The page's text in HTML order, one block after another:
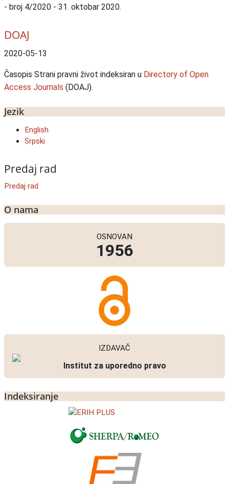
- broj 4/2020 - 31. oktobar 2020.
DOAJ
2020-05-13
Časopis Strani pravni život indeksiran u Directory of Open
Access Journals (DOAJ).
Jezik
English
Srpski
Predaj rad
Predaj rad
O nama
OSNOVAN
1956
IZDAVAČ
Institut za uporedno pravo
Indeksiranje